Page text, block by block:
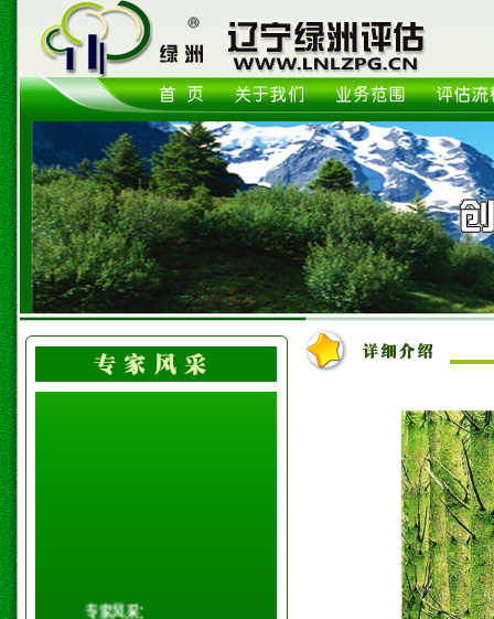
专家风采：